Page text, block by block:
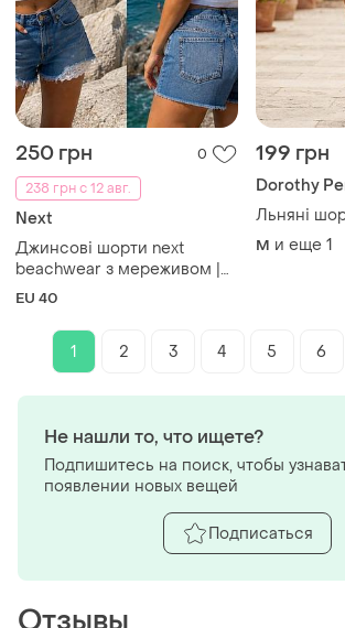
250 грн
0
238 грн с 12 авг.
Next
Джинсові шорти next
beachwear з мереживом |
uk 12 / eur 40
EU 40
199 грн
Dorothy
Льняні
M и еще 1
1 2 3 4 5 6
Не нашли то, что ищете?
Подпишитесь на поиск, чтобы
появлении новых вещей
Подписаться